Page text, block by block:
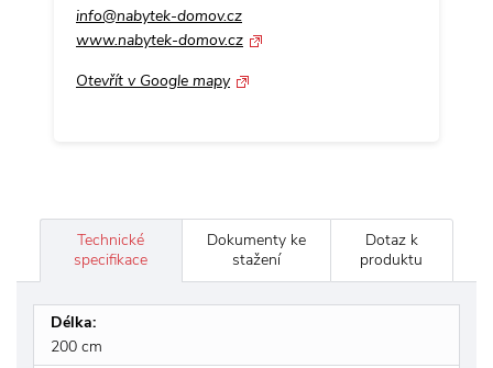
info@nabytek-domov.cz
www.nabytek-domov.cz
Otevřít v Google mapy
Technické
specifikace
Dokumenty ke
stažení
Dotaz k
produktu
Délka:
200 cm